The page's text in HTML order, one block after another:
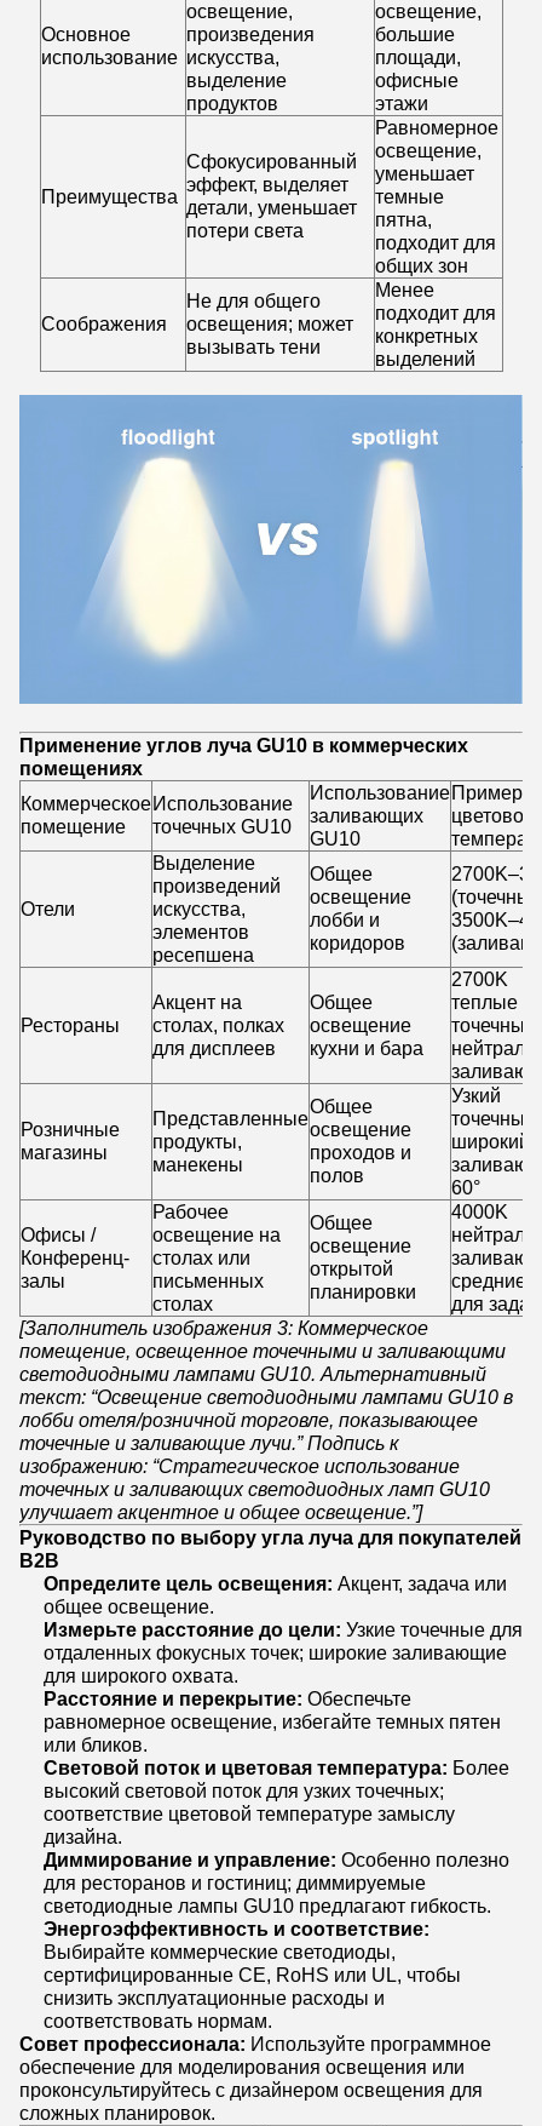
Основное
использование
освещение,
произведения
искусства,
выделение
продуктов
освещение,
большие
площади,
офисные
этажи
Преимущества
Сфокусированный
эффект, выделяет
детали, уменьшает
потери света
Равномерное
освещение,
уменьшает
темные
пятна,
подходит для
общих зон
Соображения
Не для общего
освещения; может
вызывать тени
Менее
подходит для
конкретных
выделений
Применение углов луча GU10 в коммерческих
помещениях
Коммерческое
помещение
Использование
точечных GU10
Использование
заливающих
GU10
Пример
цветовой
Отели
Выделение
произведений
искусства,
элементов
ресепшена
Общее
освещение
лобби и
коридоров
Рестораны
Акцент на
столах, полках
для дисплеев
Общее
освещение
кухни и бара
2700K
теплые
точечные,
Розничные
магазины
Представленные
продукты,
манекены
Общее
освещение
проходов и
полов
Узкий
точечный
широкий
60°
Офисы /
Конференц-
залы
Рабочее
освещение на
столах или
письменных
столах
Общее
освещение
открытой
планировки
4000K
средние
для задач
[Заполнитель изображения 3: Коммерческое
помещение, освещенное точечными и заливающими
светодиодными лампами GU10. Альтернативный
текст: “Освещение светодиодными лампами GU10 в
лобби отеля/розничной торговле, показывающее
точечные и заливающие лучи.” Подпись к
изображению: “Стратегическое использование
точечных и заливающих светодиодных ламп GU10
улучшает акцентное и общее освещение.”]
Руководство по выбору угла луча для покупателей
B2B
Определите цель освещения: Акцент, задача или
общее освещение.
Измерьте расстояние до цели: Узкие точечные для
отдаленных фокусных точек; широкие заливающие
для широкого охвата.
Расстояние и перекрытие: Обеспечьте
равномерное освещение, избегайте темных пятен
или бликов.
Световой поток и цветовая температура: Более
высокий световой поток для узких точечных;
соответствие цветовой температуре замыслу
дизайна.
Диммирование и управление: Особенно полезно
для ресторанов и гостиниц; диммируемые
светодиодные лампы GU10 предлагают гибкость.
Энергоэффективность и соответствие:
Выбирайте коммерческие светодиоды,
сертифицированные CE, RoHS или UL, чтобы
снизить эксплуатационные расходы и
соответствовать нормам.
Совет профессионала: Используйте программное
обеспечение для моделирования освещения или
проконсультируйтесь с дизайнером освещения для
сложных планировок.